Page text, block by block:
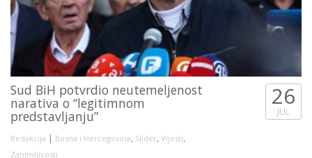
Sud BiH potvrdio neutemeljenost
narativa o “legitimnom
predstavljanju”
Redakcija | Bosna i Hercegovina, Slider, Vijesti,
Zanimljivosti
26
JUL